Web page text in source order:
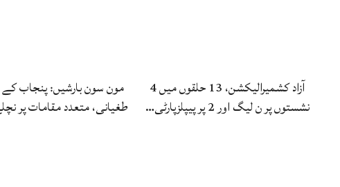
آزاد کشمیرالیکشن، 13 حلقوں میں 4
نشستوں پر ن لیگ اور 2 پر پیپلزپارٹی…
مون سون بارشیں: پنجاب کے
طغیانی، متعدد مقامات پر